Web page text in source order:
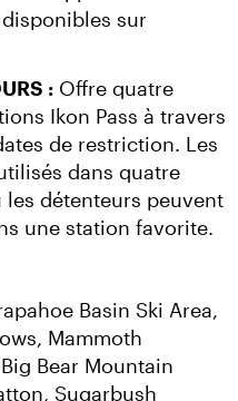
sur
: Offre quatre
Ikon Pass à travers
de restriction. Les
dans quatre
détenteurs peuvent
une station favorite.
Basin Ski Area,
Mammoth
Bear Mountain
Sugarbush